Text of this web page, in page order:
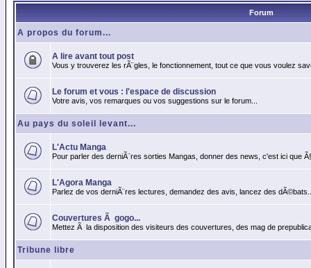
Forum
A propos du forum...
A lire avant tout post
Vous y trouverez les rÃ¨gles, le fonctionnement, tout ce que vous voulez
Le forum et vous : l'espace de discussion
Votre avis, vos remarques ou vos suggestions sur le forum...
Au pays du soleil levant...
L'Actu Manga
Pour parler des derniÃ¨res sorties Mangas, donner des news, c'est ici que
L'Agora Manga
Parlez de vos derniÃ¨res lectures, demandez des avis, lancez des
Couvertures Ã gogo...
Mettez Ã la disposition des visiteurs des couvertures, des mag de
Tribune libre